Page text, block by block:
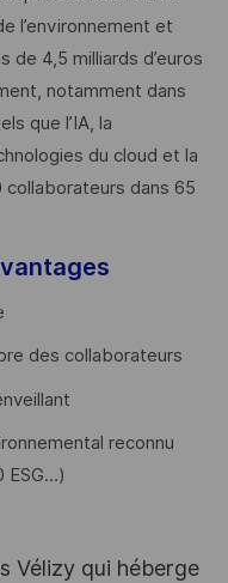
l’environnement et
de 4,5 milliards d’euros
notamment dans
que l’IA, la
du cloud et la
dans 65
des collaborateurs
reconnu
ESG…)
Vélizy qui héberge